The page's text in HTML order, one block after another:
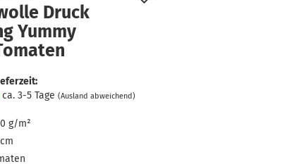
Druck
Yummy
ca. 3-5 Tage (Ausland abweichend)
g/m²